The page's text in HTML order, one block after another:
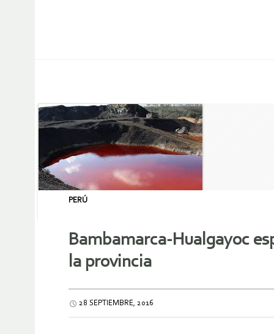
PERÚ
Bambamarca-Hualgayoc
la provincia
28 SEPTIEMBRE, 2016